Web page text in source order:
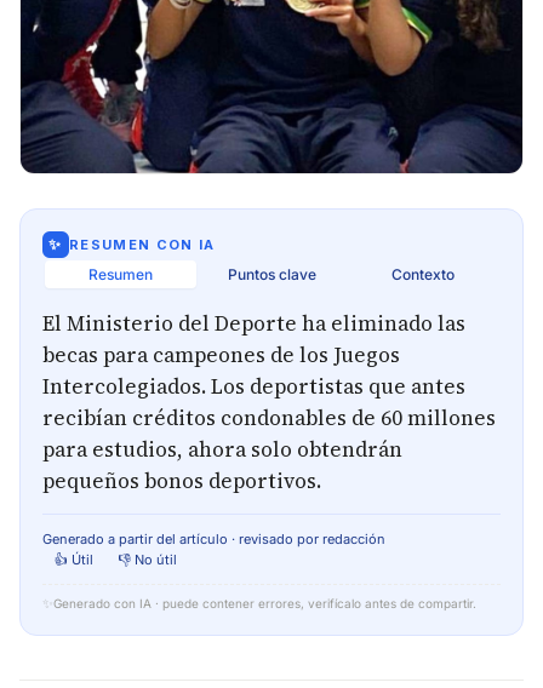
✨ RESUMEN CON IA
Resumen Puntos clave Contexto
El Ministerio del Deporte ha eliminado las
becas para campeones de los Juegos
Intercolegiados. Los deportistas que antes
recibían créditos condonables de 60 millones
para estudios, ahora solo obtendrán
pequeños bonos deportivos.
Generado a partir del artículo · revisado por redacción
👍 Útil
👎 No útil
✨ Generado con IA · puede contener errores, verifícalo antes de compartir.